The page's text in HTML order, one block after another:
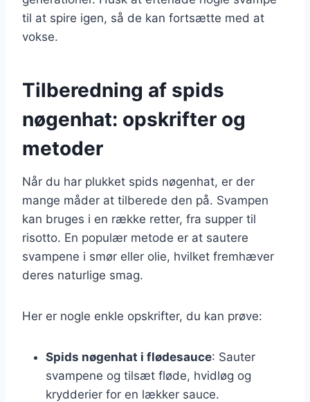
til at spire igen, så de kan fortsætte med at
vokse.
Tilberedning af spids
nøgenhat: opskrifter og
metoder
Når du har plukket spids nøgenhat, er der
mange måder at tilberede den på. Svampen
kan bruges i en række retter, fra supper til
risotto. En populær metode er at sautere
svampene i smør eller olie, hvilket fremhæver
deres naturlige smag.
Her er nogle enkle opskrifter, du kan prøve:
Spids nøgenhat i flødesauce: Sauter
svampene og tilsæt fløde, hvidløg og
krydderier for en lækker sauce.